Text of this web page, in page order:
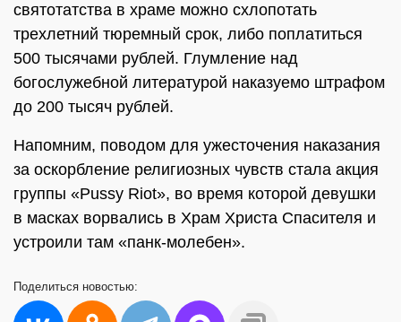
святотатства в храме можно схлопотать
трехлетний тюремный срок, либо поплатиться
500 тысячами рублей. Глумление над
богослужебной литературой наказуемо штрафом
до 200 тысяч рублей.
Напомним, поводом для ужесточения наказания
за оскорбление религиозных чувств стала акция
группы «Pussy Riot», во время которой девушки
в масках ворвались в Храм Христа Спасителя и
устроили там «панк-молебен».
Поделиться новостью: